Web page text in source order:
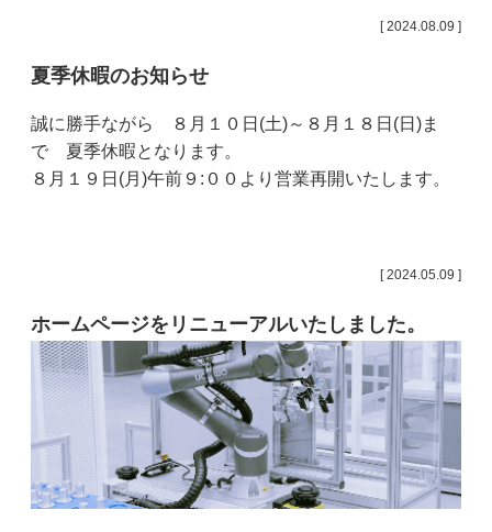
[ 2024.08.09 ]
夏季休暇のお知らせ
誠に勝手ながら ８月１０日(土)～８月１８日(日)ま
で 夏季休暇となります。
８月１９日(月)午前９:００より営業再開いたします。
[ 2024.05.09 ]
ホームページをリニューアルいたしました。